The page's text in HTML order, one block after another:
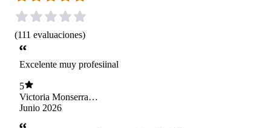
(111 evaluaciones)
Excelente muy profesiinal
5
Victoria Monserrat
Guzmán Almarcegui
Junio 2026